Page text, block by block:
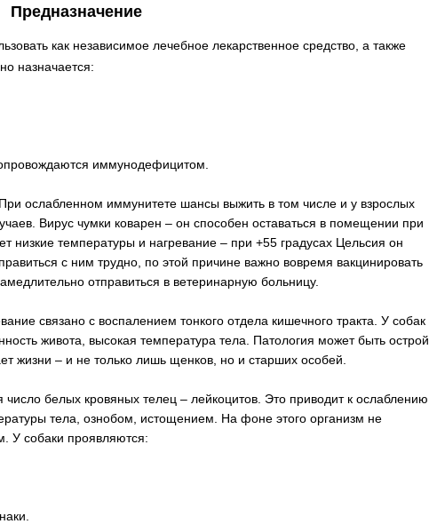
Предназначение
как независимое лечебное лекарственное средство, а также
назначается:
иммунодефицитом.
ослабленном иммунитете шансы выжить в том числе и у взрослых
Вирус чумки коварен – он способен оставаться в помещении при
низкие температуры и нагревание – при +55 градусах Цельсия он
с ним трудно, по этой причине важно вовремя вакцинировать
отправиться в ветеринарную больницу.
связано с воспалением тонкого отдела кишечного тракта. У собак
живота, высокая температура тела. Патология может быть острой
жизни – и не только лишь щенков, но и старших особей.
белых кровяных телец – лейкоцитов. Это приводит к ослаблению
тела, ознобом, истощением. На фоне этого организм не
У собаки проявляются: